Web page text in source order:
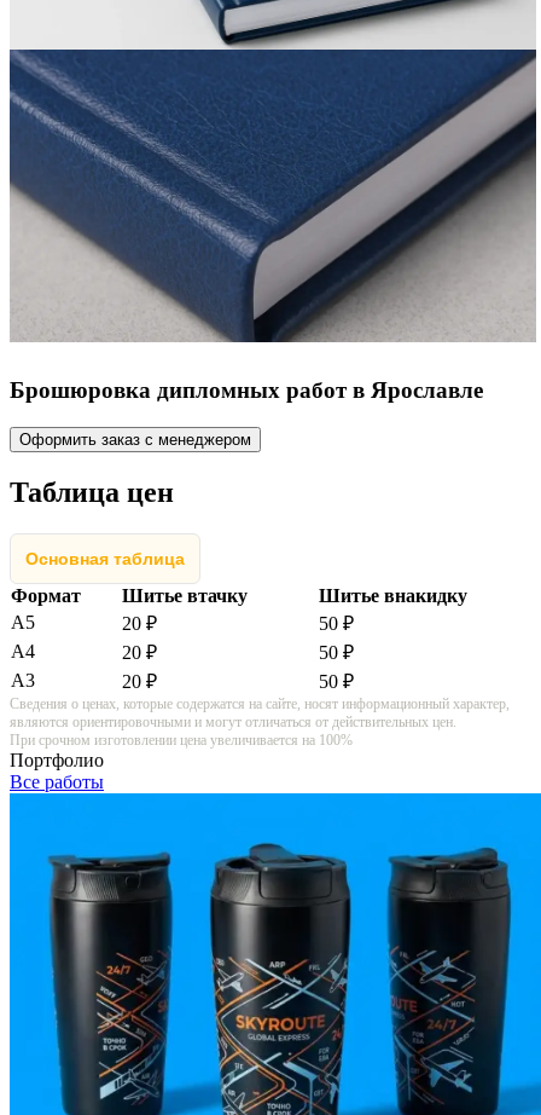
Брошюровка дипломных работ в Ярославле
Оформить заказ с менеджером
Таблица цен
Основная таблица
Формат Шитье втачку
Шитье внакидку
А5
20 ₽
50 ₽
А4
20 ₽
50 ₽
А3
20 ₽ 50 ₽
Сведения о ценах, которые содержатся на сайте, носят информационный характер,
являются ориентировочными и могут отличаться от действительных цен.
При срочном изготовлении цена увеличивается на 100%
Портфолио
Все работы